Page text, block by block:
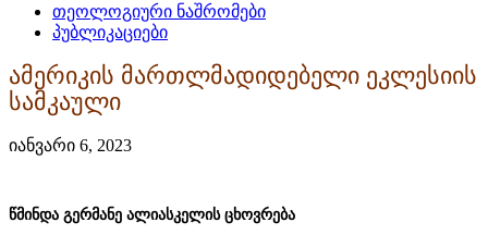
თეოლოგიური ნაშრომები
პუბლიკაციები
ამერიკის მართლმადიდებელი ეკლესიის
სამკაული
იანვარი 6, 2023
წმინდა გერმანე ალიასკელის ცხოვრება